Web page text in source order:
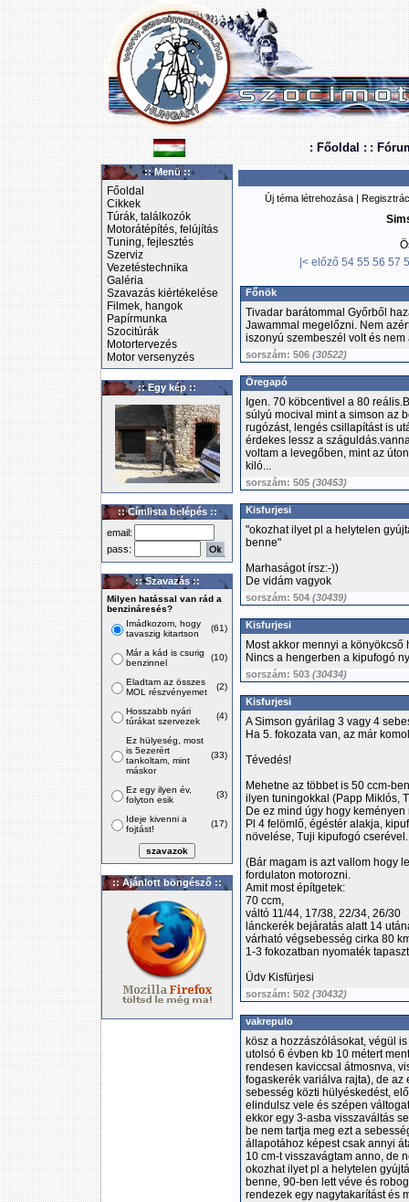
: Főoldal : :
:: Menü ::
Főoldal
Cikkek
Túrák, találkozók
Motorátépítés, felújítás
Tuning, fejlesztés
Szerviz
Vezetéstechnika
Galéria
Szavazás kiértékelése
Filmek, hangok
Papírmunka
Szocitúrák
Motortervezés
Motor versenyzés
:: Egy kép ::
:: Címlista belépés ::
email:
pass:
:: Szavazás ::
Milyen hatással van rád a
benzináresés?
Imádkozom, hogy
tavaszig kitartson
(61)
Már a kád is csurig
benzinnel
(10)
Eladtam az összes
MOL részvényemet
(2)
Hosszabb nyári
túrákat szervezek
(4)
Ez hülyeség, most
is 5ezerért
tankoltam, mint
máskor
(33)
Ez egy ilyen év,
folyton esik
(3)
Ideje kivenni a
fojtást!
(17)
:: Ajánlott böngésző ::
Új téma létrehozása |
|< előző 54 55 56 57
Főnök
Tivadar barátommal Győrből
Jawammal megelőzni. Nem
iszonyú szembeszél volt és
sorszám: 506 (30522)
Öregapó
Igen. 70 köbcentivel a 80
súlyú mocival mint a simson az
rugózást, lengés csillapítást is
érdekes lessz a
voltam a levegőben, mint az
kiló...
sorszám: 505 (30453)
Kisfurjesi
"okozhat ilyet pl a helytelen
benne"
Marhaságot írsz:-))
De vidám vagyok
sorszám: 504 (30439)
Kisfurjesi
Most akkor mennyi a könyökcső
Nincs a hengerben a kipufogó
sorszám: 503 (30434)
Kisfurjesi
A Simson gyárilag 3 vagy 4
Ha 5. fokozata van, az már
Tévedés!
Mehetne az többet is 50 ccm-
ilyen tuningokkal (Papp Miklós,
De ez mind úgy hogy
Pl 4 felömlő, égéstér alakja,
növelése, Tuji kipufogó
(Bár magam is azt vallom hogy
fordulaton motorozni.
Amit most építgetek:
70 ccm,
váltó 11/44, 17/38, 22/34, 26/30
lánckerék bejáratás alatt 14
várható végsebesség cirka 80
1-3 fokozatban nyomaték
Üdv Kisfürjesi
sorszám: 502 (30432)
vakrepulo
kösz a hozzászólásokat, végül
utolsó 6 évben kb 10 métert
rendesen kaviccsal átmosnva,
fogaskerék variálva rajta), de
sebesség közti hülyéskedést,
elindulsz vele és szépen
ekkor egy 3-asba visszaváltás
be nem tartja meg ezt a
állapotához képest csak annyi
10 cm-t visszavágtam anno, de
okozhat ilyet pl a helytelen
benne, 90-ben lett véve és
rendezek egy nagytakarítást és